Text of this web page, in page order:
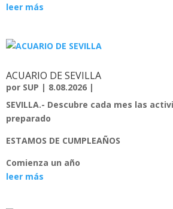
leer más
ACUARIO DE SEVILLA
por SUP | 8.08.2026 |
SEVILLA.- Descubre cada mes las
preparado
ESTAMOS DE CUMPLEAÑOS
Comienza un año
leer más